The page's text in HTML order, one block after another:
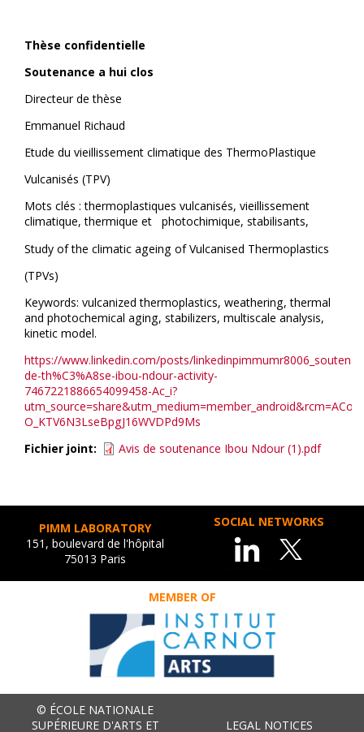
Thèse confidentielle
Soutenance a hui clos
Directeur de thèse
Emmanuel Richaud
Etude du vieillissement climatique des ThermoPlastique
Vulcanisés (TPV)
Mots clés : thermoplastiques vulcanisés, vieillissement
climatique, thermique et photochimique, stabilisants,
Study of the climatic ageing of Vulcanised Thermoplastics
(TPVs)
Keywords: vulcanized thermoplastics, weathering, thermal
and photochemical aging, stabilizers, multiscale analysis,
kinetic model.
https://www.linkedin.com/posts/
de-th%C3%A8se-ibou-ndour-activity-
7467221886654099458-Ac_i?
O_KTV6N3LseBpgJ16WVDPd9Ms
Fichier joint
Avis de soutenance Ibou Ndour (1).pdf
PIMM LABORATORY
151, boulevard de l'hôpital
75013 Paris
SOCIAL NETWORKS
MEMBER OF
© ÉCOLE NATIONALE
SUPÉRIEURE D'ARTS ET
LEGAL NOTICES